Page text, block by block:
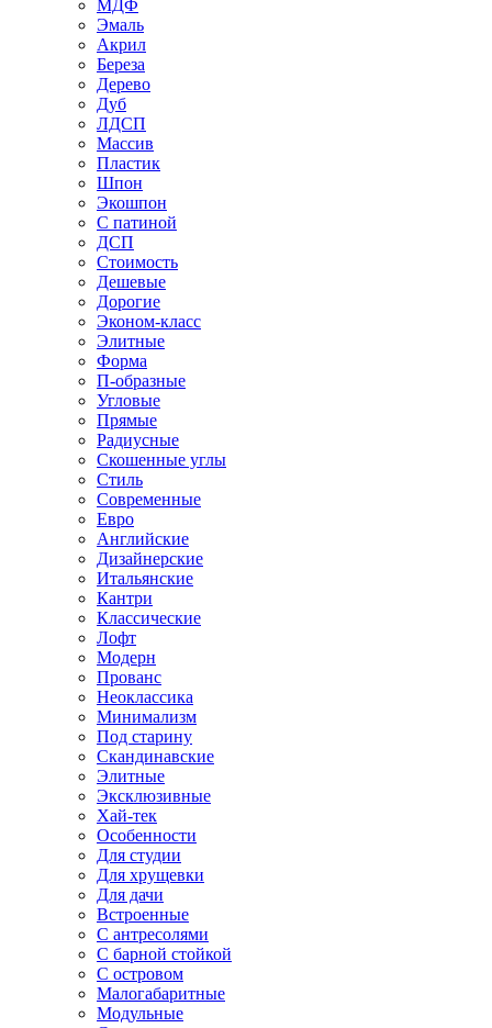
МДФ
Эмаль
Акрил
Береза
Дерево
Дуб
ЛДСП
Массив
Пластик
Шпон
Экошпон
С патиной
ДСП
Стоимость
Дешевые
Дорогие
Эконом-класс
Элитные
Форма
П-образные
Угловые
Прямые
Радиусные
Скошенные углы
Стиль
Современные
Евро
Английские
Дизайнерские
Итальянские
Кантри
Классические
Лофт
Модерн
Прованс
Неоклассика
Минимализм
Под старину
Скандинавские
Элитные
Эксклюзивные
Хай-тек
Особенности
Для студии
Для хрущевки
Для дачи
Встроенные
С антресолями
С барной стойкой
С островом
Малогабаритные
Модульные